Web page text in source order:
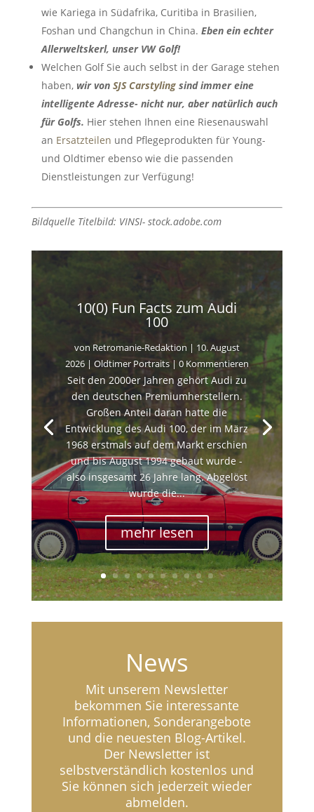
wie Kariega in Südafrika, Curitiba in Brasilien,
Foshan und Changchun in China. Eben ein echter
Allerweltskerl, unser VW Golf!
Welchen Golf Sie auch selbst in der Garage stehen
haben, wir von SJS Carstylingsind immer eine
intelligente Adresse- nicht nur, aber natürlich auch
für Golfs. Hier stehen Ihnen eine Riesenauswahl
an Ersatzteilen und Pflegeprodukten für Young-
und Oldtimer ebenso wie die passenden
Dienstleistungen zur Verfügung!
Bildquelle Titelbild: VINSI- stock.adobe.com
10(0) Fun Facts zum Audi
100
von Retromanie-Redaktion | 10. August
2026| Oldtimer Portraits| 0 Kommentieren
Seit den 2000er Jahren gehört Audi zu
den deutschen Premiumherstellern.
Großen Anteil daran hatte die
Entwicklung des Audi 100, der im März
1968 erstmals auf dem Markt erschien
und bis August 1994 gebaut wurde -
also insgesamt 26 Jahre lang. Abgelöst
wurde die...
mehr lesen
News
Mit unserem Newsletter
bekommen Sie interessante
Informationen, Sonderangebote
und die neuesten Blog-Artikel.
Der Newsletter ist
selbstverständlich kostenlos und
Sie können sich jederzeit wieder
abmelden.